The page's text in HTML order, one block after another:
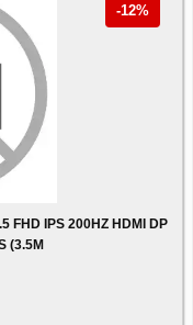
-12%
FHD IPS 200HZ HDMI DP
(3.5M